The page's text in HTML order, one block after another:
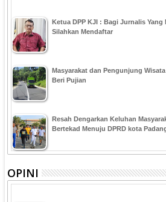
Ketua DPP KJI : Bagi Jurnalis Yang
Silahkan Mendaftar
Masyarakat dan Pengunjung
Beri Pujian
Resah Dengarkan Keluhan
Bertekad Menuju DPRD kota
OPINI